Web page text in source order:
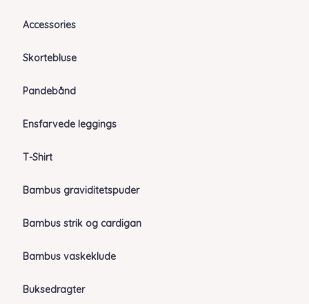
Accessories
Skortebluse
Pandebånd
Ensfarvede leggings
T-Shirt
Bambus graviditetspuder
Bambus strik og cardigan
Bambus vaskeklude
Buksedragter